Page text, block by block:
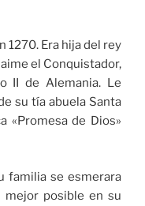
1270. Era hija del rey
el Conquistador,
II de Alemania. Le
su tía abuela Santa
«Promesa de Dios»
familia se esmerara
posible en su